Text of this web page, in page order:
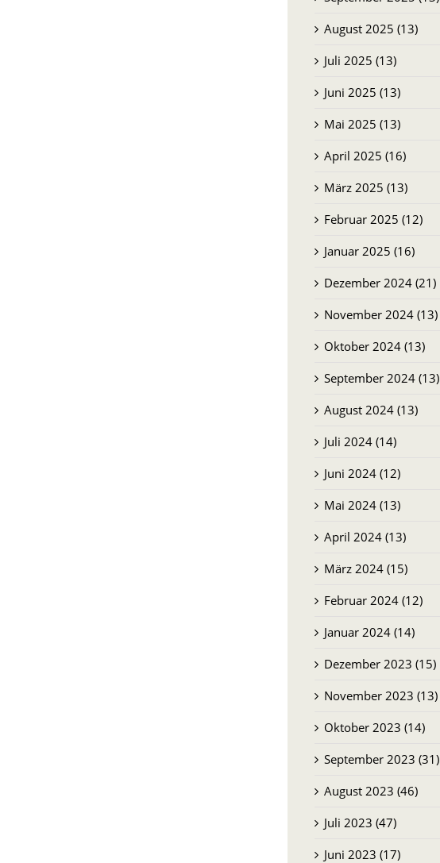
August 2025 (13)
Juli 2025 (13)
Juni 2025 (13)
Mai 2025 (13)
April 2025 (16)
März 2025 (13)
Februar 2025 (12)
Januar 2025 (16)
Dezember 2024 (21)
November 2024 (13)
Oktober 2024 (13)
September 2024 (13)
August 2024 (13)
Juli 2024 (14)
Juni 2024 (12)
Mai 2024 (13)
April 2024 (13)
März 2024 (15)
Februar 2024 (12)
Januar 2024 (14)
Dezember 2023 (15)
November 2023 (13)
Oktober 2023 (14)
September 2023 (31)
August 2023 (46)
Juli 2023 (47)
Juni 2023 (17)